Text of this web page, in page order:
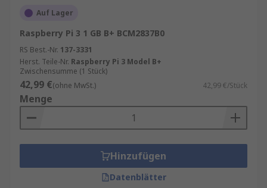
Auf Lager
Raspberry Pi 3 1 GB B+ BCM2837B0
RS Best.-Nr. 137-3331
Herst. Teile-Nr. Raspberry Pi 3 Model B+
Zwischensumme (1 Stück)
42,99 €(ohne MwSt.) 42,99 €/Stück
Menge
Hinzufügen
Datenblätter